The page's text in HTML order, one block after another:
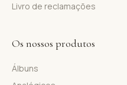
Livro de reclamações
Os nossos produtos
Álbuns